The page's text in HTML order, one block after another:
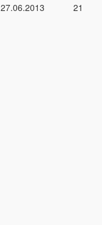
27.06.2013 21